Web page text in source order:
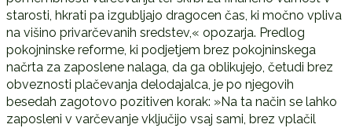
starosti, hkrati pa izgubljajo dragocen čas, ki močno vpliva
na višino privarčevanih sredstev,« opozarja. Predlog
pokojninske reforme, ki podjetjem brez pokojninskega
načrta za zaposlene nalaga, da ga oblikujejo, četudi brez
obveznosti plačevanja delodajalca, je po njegovih
besedah zagotovo pozitiven korak: »Na ta način se lahko
zaposleni v varčevanje vključijo vsaj sami, brez vplačil